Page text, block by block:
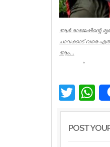
ആര്‍ രാജേഷിന്റെ
ചാവക്കാട് വരെ
ആം...
കണ്ണൂര്‍
നീന്തല്‍
Latest News
Twitter
POST